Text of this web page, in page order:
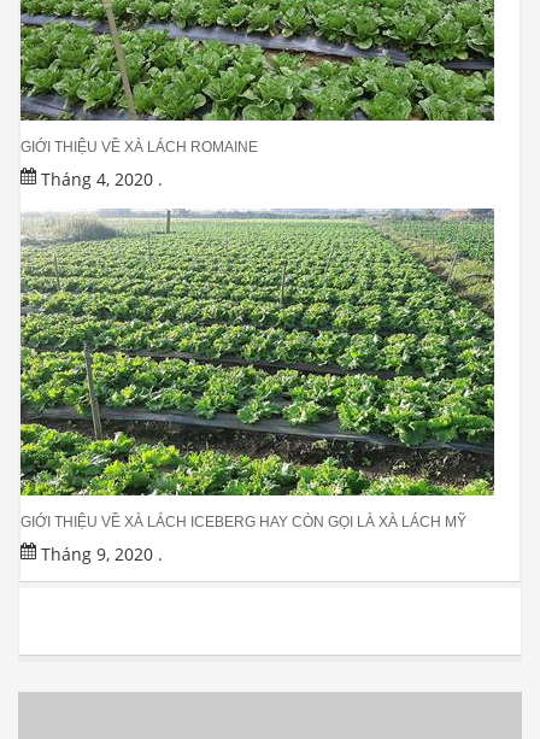
GIỚI THIỆU VỀ XÀ LÁCH ROMAINE
Tháng 4, 2020 .
GIỚI THIỆU VỀ XÀ LÁCH ICEBERG HAY CÒN GỌI LÀ XÀ LÁCH MỸ
Tháng 9, 2020 .